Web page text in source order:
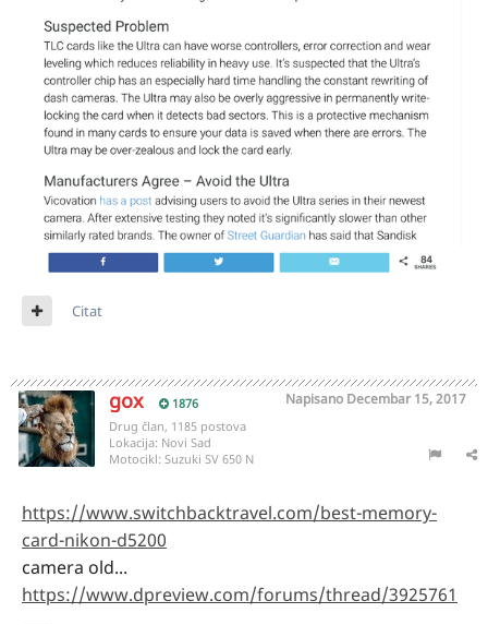
Citat
gox 1876 Napisano Decembar 15, 2017
Drug član, 1185 postova
Lokacija: Novi Sad
Motocikl: Suzuki SV 650 N
https://www.switchbacktravel.com/best-memory-
card-nikon-d5200
camera old...
https://www.dpreview.com/forums/thread/3925761